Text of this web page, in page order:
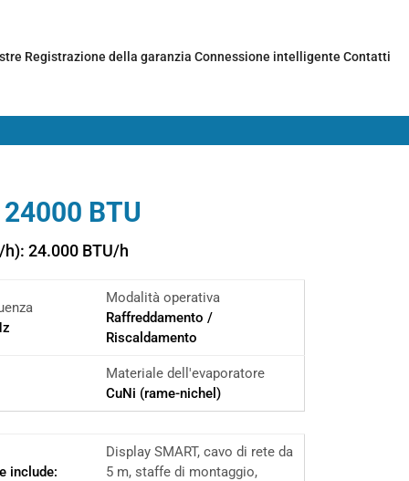
Registrazione della garanzia Connessione intelligente Contatti
BTU
24.000 BTU/h
Modalità operativa
Raffreddamento /
Riscaldamento
Materiale dell'evaporatore
CuNi (rame-nichel)
include:
Display SMART, cavo di rete da
5 m, staffe di montaggio,